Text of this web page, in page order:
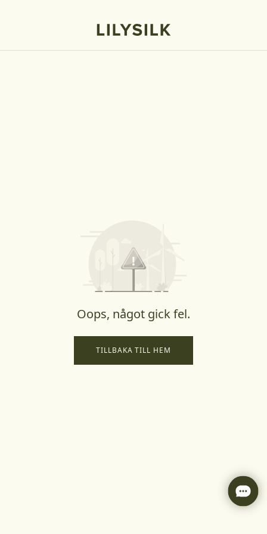
Oops, något gick fel.
TILLBAKA TILL HEM